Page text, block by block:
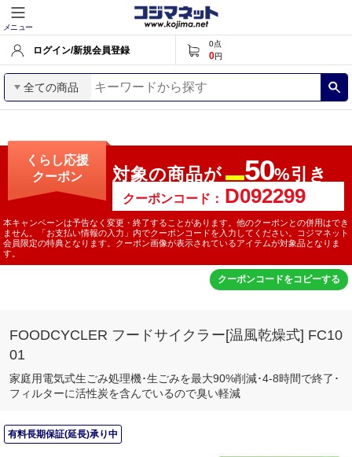
メニュー
ログイン/新規会員登録
0点
0円
全ての商品
くらし応援
クーポン
対象の商品が 50%引き
クーポンコード：
本キャンペーンは予告なく変更・終了することがあります。他のクーポンとの併用はでき
ません。「お支払い情報の入力」内でクーポンコードを入力してください。コジマネット
会員限定の特典となります。クーポン画像が表示されているアイテムが対象品となりま
す。
クーポンコードをコピーする
FOODCYCLER フードサイクラー[温風乾燥式] FC10
01
家庭用電気式生ごみ処理機･生ごみを最大90%削減･4-8時間で終了･
フィルターに活性炭を含んでいるので臭い軽減
有料長期保証(延長)承り中